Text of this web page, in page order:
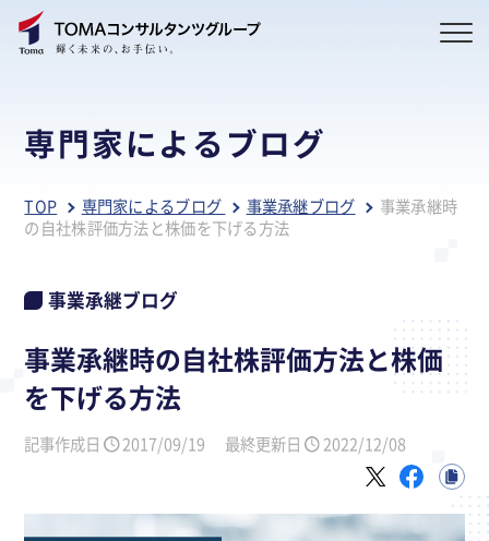
専門家によるブログ
TOP 専門家によるブログ 事業承継ブログ
事業承継時
の自社株評価方法と株価を下げる方法
事業承継ブログ
事業承継時の自社株評価方法と株価
を下げる方法
記事作成日 2017/09/19 最終更新日 2022/12/08